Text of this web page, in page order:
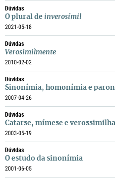
Dúvidas
O plural de inverosímil
2021-05-18
Dúvidas
Verosimilmente
2010-02-02
Dúvidas
Sinonímia, homonímia e
2007-04-26
Dúvidas
Catarse, mímese e
2003-05-19
Dúvidas
O estudo da sinonímia
2001-06-05